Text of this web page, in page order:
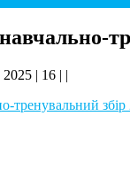
| 16 | |